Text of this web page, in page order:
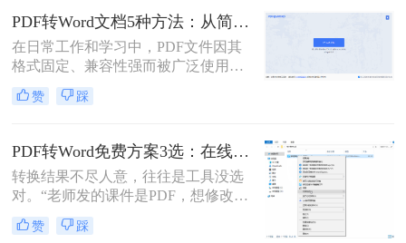
换为word格式呢？本文将介绍三种简
单实用的方法，帮助您轻松将PDF文
件转换为Word格式。
PDF转Word文档5种方法：从简单复制到专业软件的适用范围！
在日常工作和学习中，PDF文件因其
格式固定、兼容性强而被广泛使用。
然而，PDF的静态特性也带来了编辑
困难的问题。为了便于修改和协作，
许多用户的刚需。那么pdf怎么转换成
word文档呢？本文将详细介绍五种常
用的PDF转Word方法，帮助您选择最
适合自己的解决方案。
赞 踩
PDF转Word免费方案3选：在线免费额度、客户端试用和Word自带的区别！
转换结果不尽人意，往往是工具没选
对。“老师发的课件是PDF，想修改内
容怎么办？”“客户发来的合同是
PDF，需要调整条款怎么处理？”从事
赞 踩